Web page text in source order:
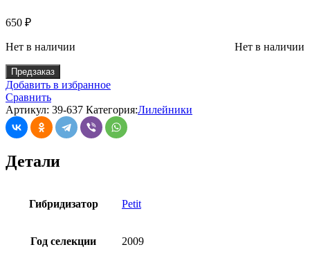
650 ₽
Нет в наличии
Нет в наличии
Предзаказ
Добавить в избранное
Сравнить
Артикул: 39-637 Категория:Лилейники
Детали
Гибридизатор Petit
Год селекции 2009